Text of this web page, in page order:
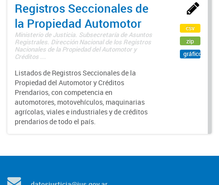
Registros Seccionales de
la Propiedad Automotor
Ministerio de Justicia. Subsecretaría de Asuntos
Registrales. Dirección Nacional de los Registros
Nacionales de la Propiedad del Automotor y
Créditos ...
Listados de Registros Seccionales de la
Propiedad del Automotor y Créditos
Prendarios, con competencia en
automotores, motovehículos, maquinarias
agrícolas, viales e industriales y de créditos
prendarios de todo el país.
csv
zip
gráfico